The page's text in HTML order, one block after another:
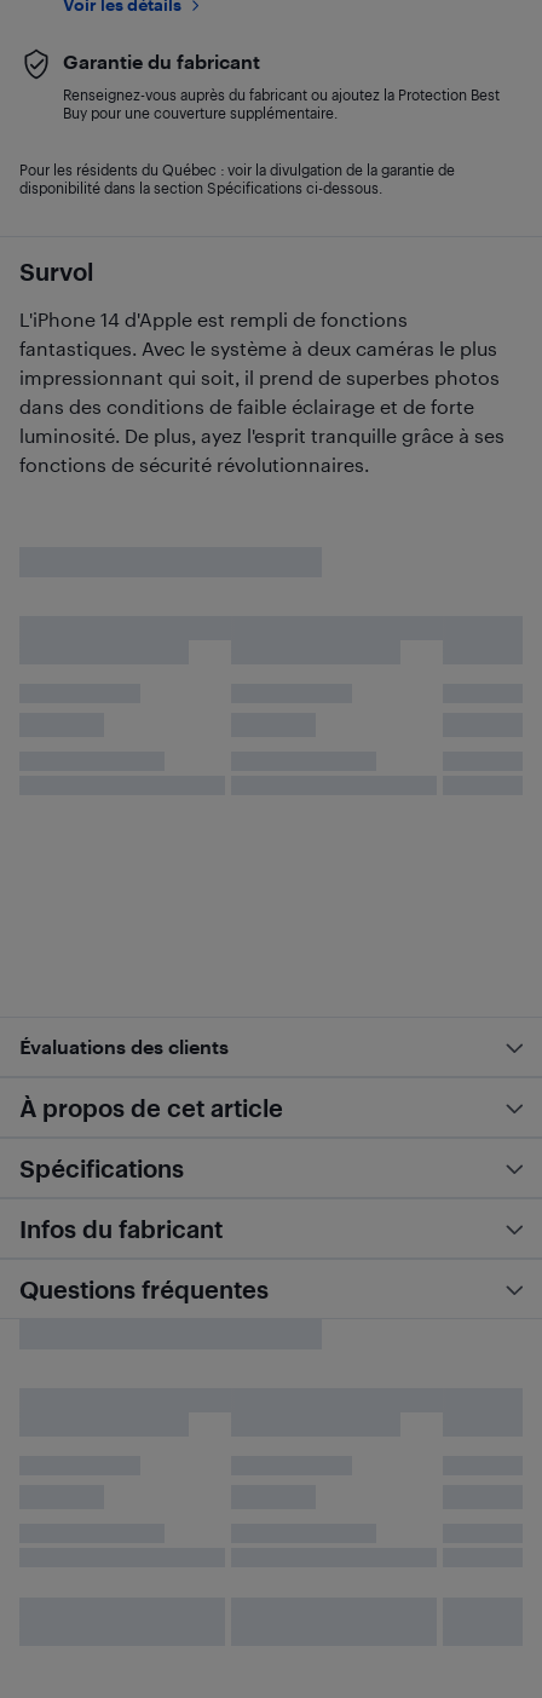
Survol
L'iPhone 14 d'Apple est rempli de fonctions
fantastiques. Avec le système à deux caméras le plus
impressionnant qui soit, il prend de superbes photos
dans des conditions de faible éclairage et de forte
luminosité. De plus, ayez l'esprit tranquille grâce à ses
fonctions de sécurité révolutionnaires.
Voir les détails
Garantie du fabricant
Renseignez-vous auprès du fabricant ou ajoutez la Protection Best
Buy pour une couverture supplémentaire.
Pour les résidents du Québec : voir la divulgation de la garantie de
disponibilité dans la section Spécifications ci-dessous.
Évaluations des clients
À propos de cet article
Spécifications
Infos du fabricant
Questions fréquentes